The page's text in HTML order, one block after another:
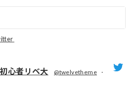
心者リベ大 @twelvetheme
·